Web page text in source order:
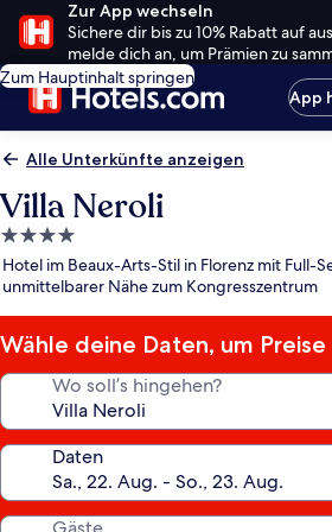
Zur App wechseln
Sichere dir bis zu 10% Rabatt auf
melde dich an, um Prämien zu
Zum Hauptinhalt springen
App
Alle Unterkünfte anzeigen
Villa Neroli
4.0-
Sterne-
Unterkunft
Hotel im Beaux-Arts-Stil in Florenz mit Full-
unmittelbarer Nähe zum Kongresszentrum
Wähle deine Daten, um Preise
Wo soll’s hingehen?
Daten